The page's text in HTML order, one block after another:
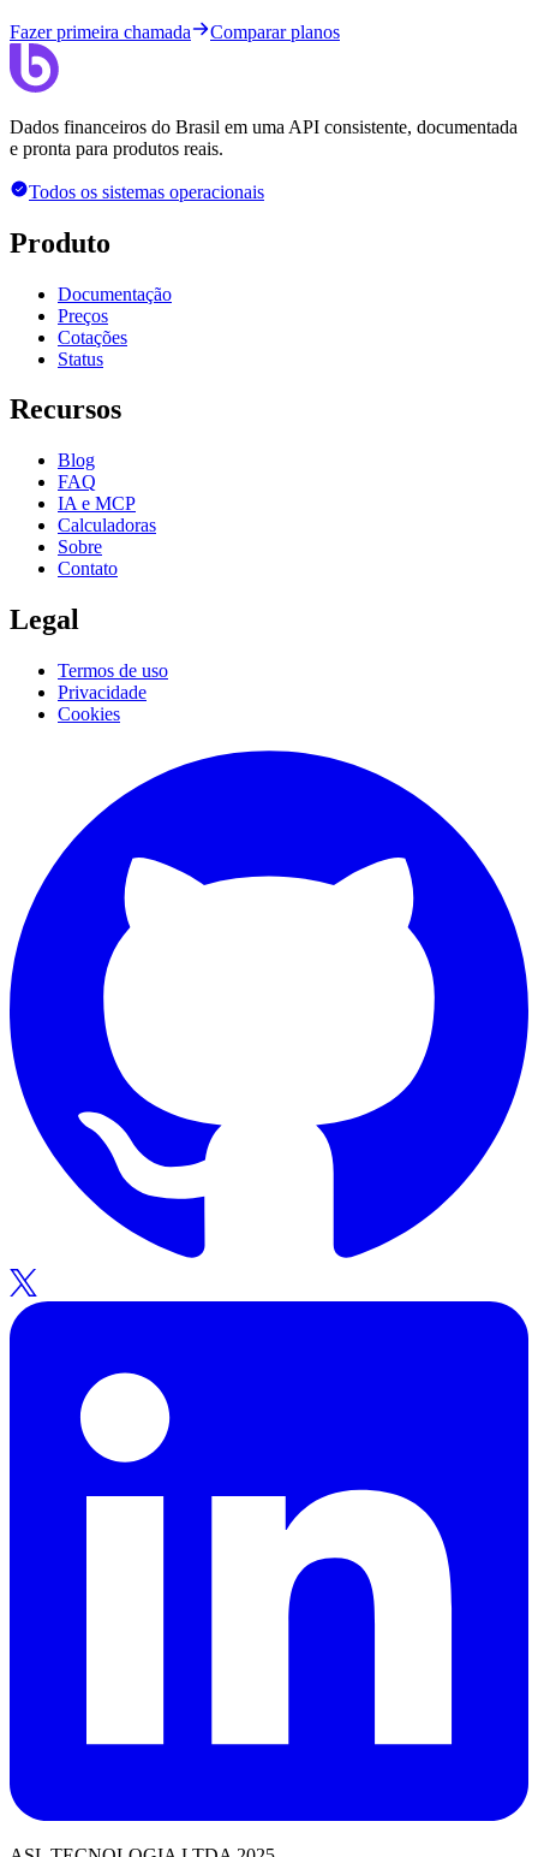
Fazer primeira chamada Comparar planos
Dados financeiros do Brasil em uma API consistente, documentada
e pronta para produtos reais.
Todos os sistemas operacionais
Produto
Documentação
Preços
Cotações
Status
Recursos
Blog
FAQ
IA e MCP
Calculadoras
Sobre
Contato
Legal
Termos de uso
Privacidade
Cookies